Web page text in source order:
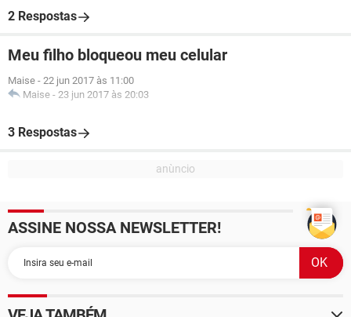
2 Respostas
Meu filho bloqueou meu celular
Maise - 22 jun 2017 às 11:00
Maise - 23 jun 2017 às 20:03
3 Respostas
ASSINE NOSSA NEWSLETTER!